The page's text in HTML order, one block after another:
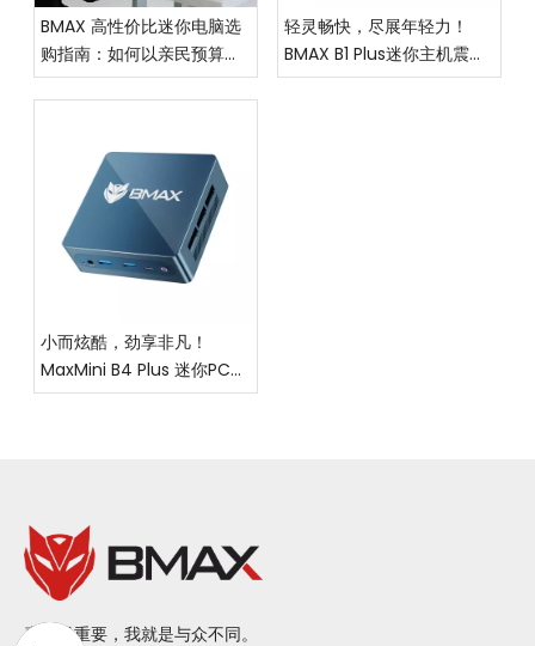
BMAX 高性价比迷你电脑选
购指南：如何以亲民预算，
拿下优质体验？
轻灵畅快，尽展年轻力！
BMAX B1 Plus迷你主机震撼
上市，重塑高效生活新范式
小而炫酷，劲享非凡！
MaxMini B4 Plus 迷你PC震
撼上市，让高效与你随行！
喜欢最重要，我就是与众不同。